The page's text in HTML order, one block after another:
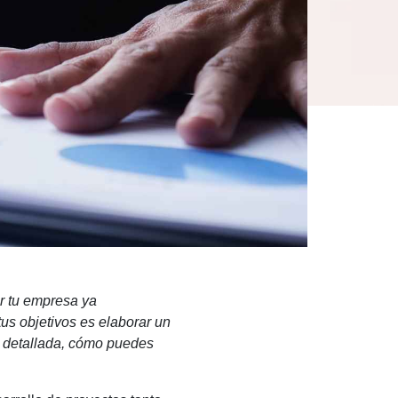
tu empresa ya
objetivos es elaborar un
cómo puedes